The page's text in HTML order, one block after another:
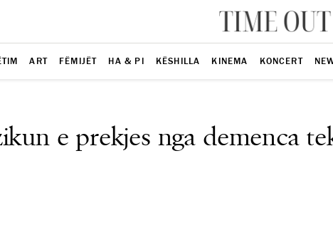
ART FËMIJËT HA & PI KËSHILLA KINEMA KONCERT
e prekjes nga demenca